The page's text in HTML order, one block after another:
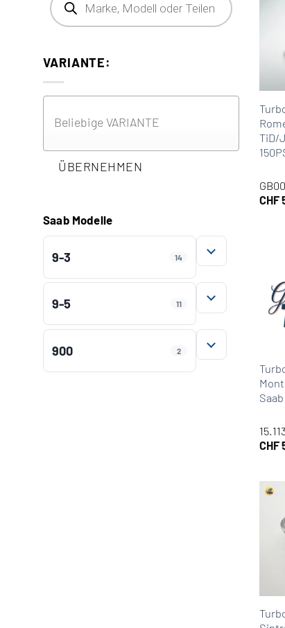
VARIANTE:
ÜBERNEHMEN
Saab Modelle
9-3 14 AUFKLAPPEN
9-5 11
900 2 AUFKLAPPEN
TiD/
CHF
CHF